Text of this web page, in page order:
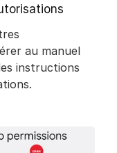
au manuel
instructions